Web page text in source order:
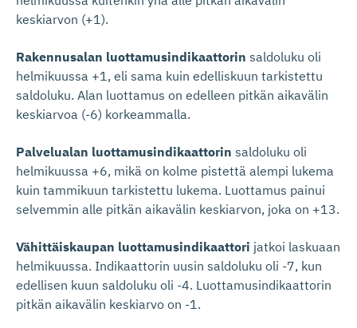
keskiarvon (+1).
Rakennusalan luottamusindikaattorin saldoluku oli
helmikuussa +1, eli sama kuin edelliskuun tarkistettu
saldoluku. Alan luottamus on edelleen pitkän aikavälin
keskiarvoa (-6) korkeammalla.
Palvelualan luottamusindikaattorin saldoluku oli
helmikuussa +6, mikä on kolme pistettä alempi lukema
kuin tammikuun tarkistettu lukema. Luottamus painui
selvemmin alle pitkän aikavälin keskiarvon, joka on +13.
Vähittäiskaupan luottamusindikaattori jatkoi laskuaan
helmikuussa. Indikaattorin uusin saldoluku oli -7, kun
edellisen kuun saldoluku oli -4. Luottamusindikaattorin
pitkän aikavälin keskiarvo on -1.